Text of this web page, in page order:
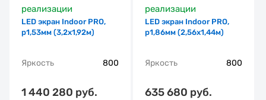
реализации
LED экран Indoor PRO,
p1,53мм (3,2х1,92м)
Яркость 800
1 440 280 руб.
реализации
LED экран Indoor PRO,
p1,86мм (2,56х1,44м)
Яркость 800
635 680 руб.